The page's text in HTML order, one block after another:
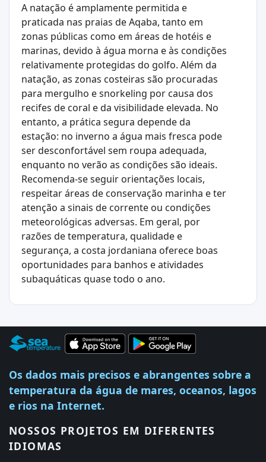
A natação é amplamente permitida e
praticada nas praias de Aqaba, tanto em
zonas públicas como em áreas de hotéis e
marinas, devido à água morna e às condições
relativamente protegidas do golfo. Além da
natação, as zonas costeiras são procuradas
para mergulho e snorkeling por causa dos
recifes de coral e da visibilidade elevada. No
entanto, a prática segura depende da
estação: no inverno a água mais fresca pode
ser desconfortável sem roupa adequada,
enquanto no verão as condições são ideais.
Recomenda-se seguir orientações locais,
respeitar áreas de conservação marinha e ter
atenção a sinais de corrente ou condições
meteorológicas adversas. Em geral, por
razões de temperatura, qualidade e
segurança, a costa jordaniana oferece boas
oportunidades para banhos e atividades
subaquáticas quase todo o ano.
Os dados mais precisos e abrangentes sobre a
temperatura da água de mares, oceanos, lagos
e rios na Internet.
NOSSOS PROJETOS EM DIFERENTES
IDIOMAS